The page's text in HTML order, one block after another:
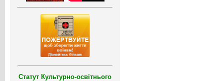
Статут Культурно-освітнього